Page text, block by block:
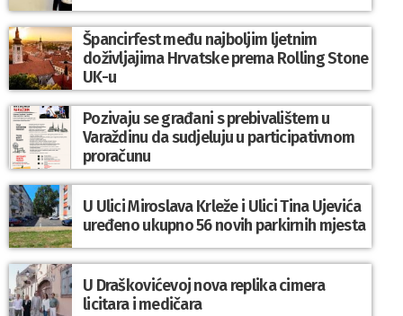
Špancirfest među najboljim ljetnim
doživljajima Hrvatske prema Rolling Stone
UK-u
Pozivaju se građani s prebivalištem u
Varaždinu da sudjeluju u participativnom
proračunu
U Ulici Miroslava Krleže i Ulici Tina Ujevića
uređeno ukupno 56 novih parkirnih mjesta
U Draškovićevoj nova replika cimera
licitara i medičara